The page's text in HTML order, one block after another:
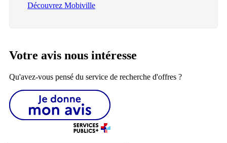
Découvrez Mobiville
Votre avis nous intéresse
Qu'avez-vous pensé du service de recherche d'offres ?